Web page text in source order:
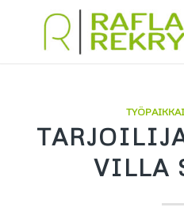
VILLA